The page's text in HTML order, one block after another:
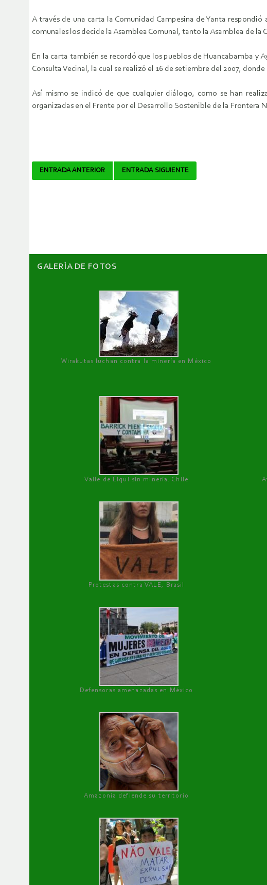
A través de una carta la Comunidad Campesina de Yanta
comunales los decide la Asamblea Comunal, tanto la Asamblea de la
En la carta también se recordó que los pueblos de Huancabamba y
Consulta Vecinal, la cual se realizó el 16 de setiembre del 2007,
Así mismo se indicó de que cualquier diálogo, como se han
organizadas en el Frente por el Desarrollo Sostenible de la Frontera
Navegador
ENTRADA ANTERIOR ENTRADA SIGUIENTE
GALERÌA DE FOTOS
Wirakutas luchan contra la minería en México
Valle de Elqui sin minería. Chile
Protestas contra VALE, Brasil
Defensoras amenazadas en México
Amazonía defiende su territorio